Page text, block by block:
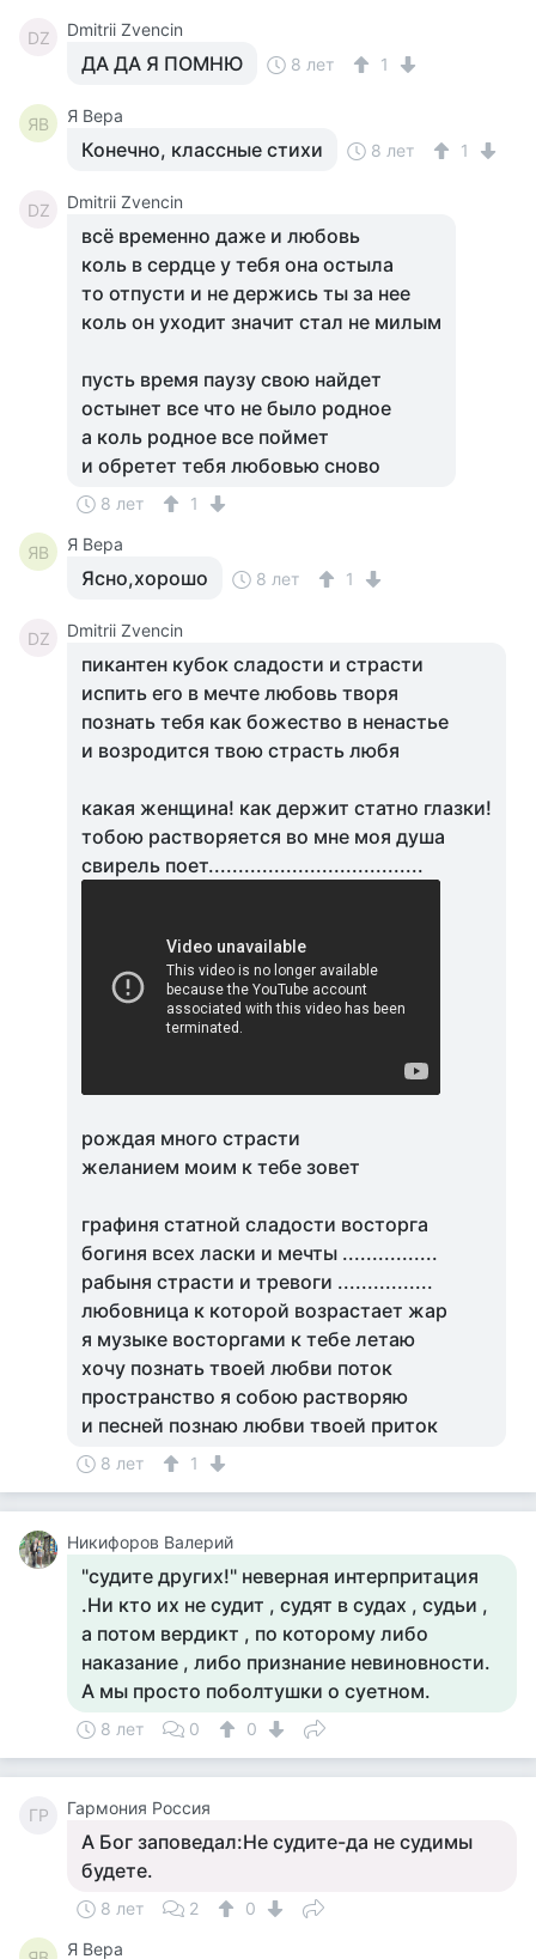
DZ Dmitrii Zvencin
ДА ДА Я ПОМНЮ 8 лет 1
ЯВ Я Вера
Конечно, классные стихи 8 лет 1
DZ Dmitrii Zvencin
всё временно даже и любовь
коль в сердце у тебя она остыла
то отпусти и не держись ты за нее
коль он уходит значит стал не милым
пусть время паузу свою найдет
остынет все что не было родное
а коль родное все поймет
и обретет тебя любовью сново
8 лет 1
ЯВ Я Вера
Ясно,хорошо 8 лет 1
DZ Dmitrii Zvencin
пикантен кубок сладости и страсти
испить его в мечте любовь творя
познать тебя как божество в ненастье
и возродится твою страсть любя
какая женщина! как держит статно глазки!
тобою растворяется во мне моя душа
свирель поет....................................
рождая много страсти
желанием моим к тебе зовет
графиня статной сладости восторга
богиня всех ласки и мечты ................
рабыня страсти и тревоги ................
любовница к которой возрастает жар
я музыке восторгами к тебе летаю
хочу познать твоей любви поток
пространство я собою растворяю
и песней познаю любви твоей приток
8 лет 1
Никифоров Валерий
"судите других!" неверная интерпритация
.Ни кто их не судит , судят в судах , судьи ,
а потом вердикт , по которому либо
наказание , либо признание невиновности.
А мы просто поболтушки о суетном.
8 лет 0 0
ГР Гармония Россия
А Бог заповедал:Не судите-да не судимы
будете.
8 лет 2 0
Я Вера